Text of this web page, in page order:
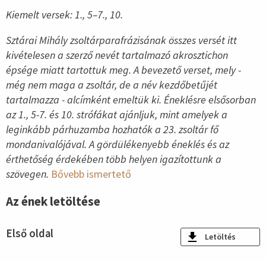
Kiemelt versek: 1., 5–7., 10.
Sztárai Mihály zsoltárparafrázisának összes versét itt
kivételesen a szerző nevét tartalmazó akrosztichon
épsége miatt tartottuk meg. A bevezető verset, mely -
még nem maga a zsoltár, de a név kezdőbetűjét
tartalmazza - alcímként emeltük ki. Éneklésre elsősorban
az 1., 5-7. és 10. strófákat ajánljuk, mint amelyek a
leginkább párhuzamba hozhatók a 23. zsoltár fő
mondanivalójával. A gördülékenyebb éneklés és az
érthetőség érdekében több helyen igazítottunk a
szövegen. Bővebb ismertető
Az ének letöltése
Első oldal Letöltés